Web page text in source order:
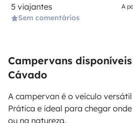
5 viajantes
Sem comentários
A
Campervans
Cávado
A campervan é o veículo
Prática e ideal para chegar
ou na natureza.